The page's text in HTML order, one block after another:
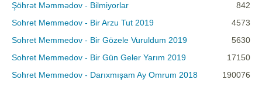
Şöhrət Məmmədov - Bilmiyorlar
842
Sohret Memmedov - Bir Arzu Tut 2019
4573
Sohret Memmedov - Bir Gözele Vuruldum 2019
5630
Sohret Memmedov - Bir Gün Geler Yarım 2019
17150
Sohret Memmedov - Darıxmışam Ay Omrum 2018
190076